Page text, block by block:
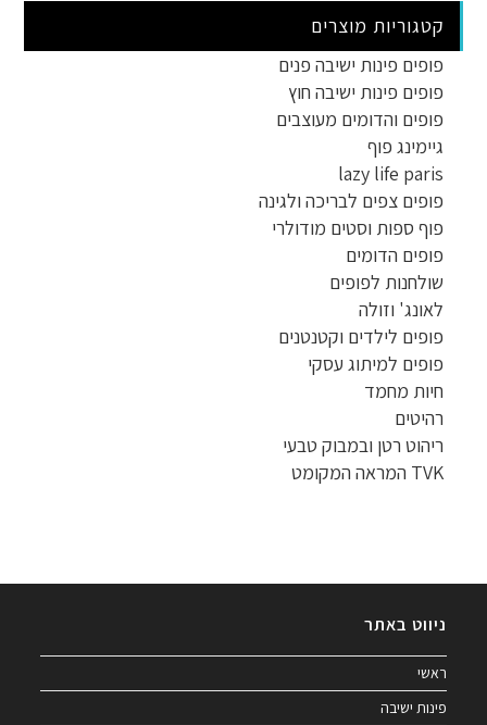
קטגוריות מוצרים
פופים פינות ישיבה פנים
פופים פינות ישיבה חוץ
פופים והדומים מעוצבים
גיימינג פוף
lazy life paris
פופים צפים לבריכה ולגינה
פוף ספות וסטים מודולרי
פופים הדומים
שולחנות לפופים
לאונג' וזולה
פופים לילדים וקטנטנים
פופים למיתוג עסקי
חיות מחמד
רהיטים
ריהוט רטן ובמבוק טבעי
TVK המראה המקומט
ניווט באתר
ראשי
פינות ישיבה